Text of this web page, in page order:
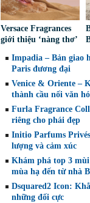
Versace Fragrances
giới thiệu ‘nàng thơ’
Dylan Blush Pink
Impadia – Bản giao
Paris đương đại
Venice & Oriente –
thành cầu nối văn
Furla Fragrance
riêng cho phái đẹp
Initio Parfums
lượng và cảm xúc
Khám phá top 3
mùa hạ đến từ nhà
Dsquared2 Icon:
những đối cực